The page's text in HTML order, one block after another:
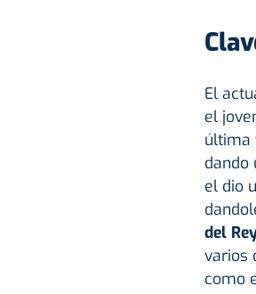
El
el
última
dando
el dio
del
varios
como